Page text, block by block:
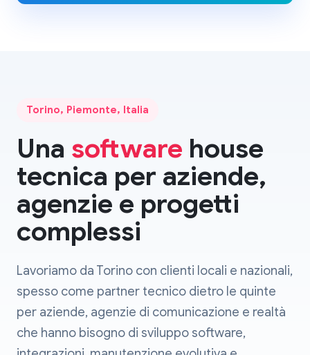
Torino, Piemonte, Italia
Una software house
tecnica per aziende,
agenzie e progetti
complessi
Lavoriamo da Torino con clienti locali e nazionali,
spesso come partner tecnico dietro le quinte
per aziende, agenzie di comunicazione e realtà
che hanno bisogno di sviluppo software,